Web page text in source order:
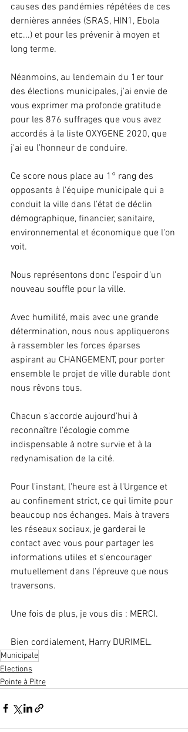
causes des pandémies répétées de ces
dernières années (SRAS, HIN1, Ebola
etc...) et pour les prévenir à moyen et
long terme.
Néanmoins, au lendemain du 1er tour
des élections municipales, j'ai envie de
vous exprimer ma profonde gratitude
pour les 876 suffrages que vous avez
accordés à la liste OXYGENE 2020, que
j'ai eu l'honneur de conduire.
Ce score nous place au 1° rang des
opposants à l'équipe municipale qui a
conduit la ville dans l'état de déclin
démographique, financier, sanitaire,
environnemental et économique que l'on
voit.
Nous représentons donc l'espoir d'un
nouveau souffle pour la ville.
Avec humilité, mais avec une grande
détermination, nous nous appliquerons
à rassembler les forces éparses
aspirant au CHANGEMENT, pour porter
ensemble le projet de ville durable dont
nous rêvons tous.
Chacun s'accorde aujourd'hui à
reconnaître l'écologie comme
indispensable à notre survie et à la
redynamisation de la cité.
Pour l'instant, l'heure est à l'Urgence et
au confinement strict, ce qui limite pour
beaucoup nos échanges. Mais à travers
les réseaux sociaux, je garderai le
contact avec vous pour partager les
informations utiles et s'encourager
mutuellement dans l'épreuve que nous
traversons.
Une fois de plus, je vous dis : MERCI.
Bien cordialement, Harry DURIMEL.
Municipale
Elections
Pointe à Pitre